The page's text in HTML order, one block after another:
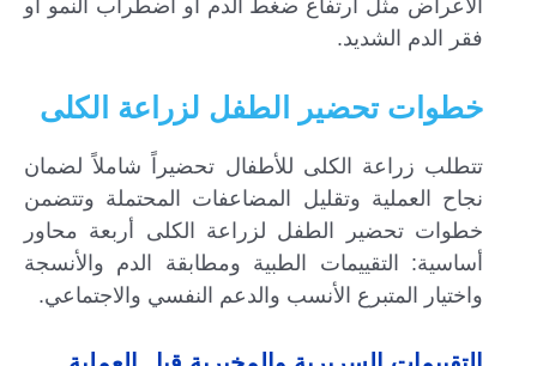
الأعراض مثل ارتفاع ضغط الدم أو اضطراب النمو أو
فقر الدم الشديد.
خطوات تحضير الطفل لزراعة الكلى
تتطلب زراعة الكلى للأطفال تحضيراً شاملاً لضمان
نجاح العملية وتقليل المضاعفات المحتملة وتتضمن
خطوات تحضير الطفل لزراعة الكلى أربعة محاور
أساسية: التقييمات الطبية ومطابقة الدم والأنسجة
واختيار المتبرع الأنسب والدعم النفسي والاجتماعي.